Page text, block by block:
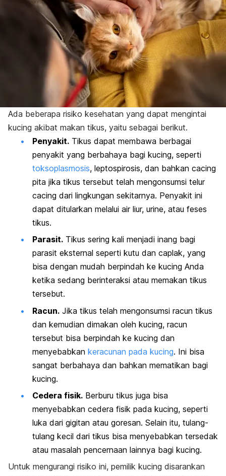
Ada beberapa risiko kesehatan yang dapat mengintai
kucing akibat makan tikus, yaitu sebagai berikut.
Penyakit. Tikus dapat membawa berbagai
penyakit yang berbahaya bagi kucing, seperti
toksoplasmosis, leptospirosis, dan bahkan cacing
pita jika tikus tersebut telah mengonsumsi telur
cacing dari lingkungan sekitarnya. Penyakit ini
dapat ditularkan melalui air liur, urine, atau feses
tikus.
Parasit. Tikus sering kali menjadi inang bagi
parasit eksternal seperti kutu dan caplak, yang
bisa dengan mudah berpindah ke kucing Anda
ketika sedang berinteraksi atau memakan tikus
tersebut.
Racun. Jika tikus telah mengonsumsi racun tikus
dan kemudian dimakan oleh kucing, racun
tersebut bisa berpindah ke kucing dan
menyebabkan keracunan pada kucing. Ini bisa
sangat berbahaya dan bahkan mematikan bagi
kucing.
Cedera fisik. Berburu tikus juga bisa
menyebabkan cedera fisik pada kucing, seperti
luka dari gigitan atau goresan. Selain itu, tulang-
tulang kecil dari tikus bisa menyebabkan tersedak
atau masalah pencernaan lainnya bagi kucing.
Untuk mengurangi risiko ini, pemilik kucing disarankan